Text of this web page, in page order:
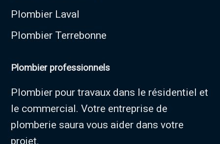
Plombier Laval
Plombier Terrebonne
Plombier professionnels
Plombier pour travaux dans le résidentiel et
le commercial. Votre entreprise de
plomberie saura vous aider dans votre
projet.